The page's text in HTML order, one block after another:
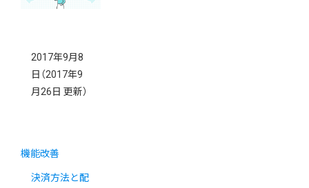
2017年9月8
日 （2017年9
月26日 更新）
機能改善
決済方法と配